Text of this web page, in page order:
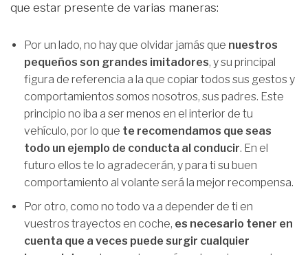
que estar presente de varias maneras:
Por un lado, no hay que olvidar jamás que nuestros
pequeños son grandes imitadores, y su principal
figura de referencia a la que copiar todos sus gestos y
comportamientos somos nosotros, sus padres. Este
principio no iba a ser menos en el interior de tu
vehículo, por lo que te recomendamos que seas
todo un ejemplo de conducta al conducir. En el
futuro ellos te lo agradecerán, y para ti su buen
comportamiento al volante será la mejor recompensa.
Por otro, como no todo va a depender de ti en
vuestros trayectos en coche, es necesario tener en
cuenta que a veces puede surgir cualquier